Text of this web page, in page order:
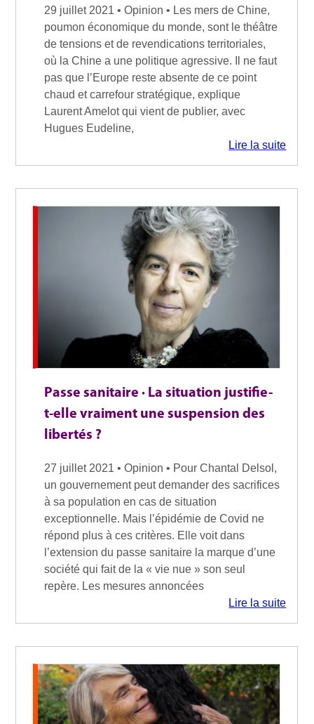
29 juillet 2021 • Opinion • Les mers de Chine,
poumon économique du monde, sont le théâtre
de tensions et de revendications territoriales,
où la Chine a une politique agressive. Il ne faut
pas que l’Europe reste absente de ce point
chaud et carrefour stratégique, explique
Laurent Amelot qui vient de publier, avec
Hugues Eudeline,
Lire la suite
Passe sanitaire · La situation justifie-
t-elle vraiment une suspension des
libertés ?
27 juillet 2021 • Opinion • Pour Chantal Delsol,
un gouvernement peut demander des sacrifices
à sa population en cas de situation
exceptionnelle. Mais l’épidémie de Covid ne
répond plus à ces critères. Elle voit dans
l’extension du passe sanitaire la marque d’une
société qui fait de la « vie nue » son seul
repère. Les mesures annoncées
Lire la suite